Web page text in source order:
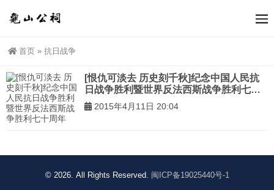
首页 » 抗日战争
[恨仇可淡去 历史刻千秋]纪念中国人民抗
日战争胜利暨世界反法西斯战争胜利七十
周年2015年4月11日 20:04
© 2026. All Rights Reserved. 闽ICP备19025440号-1